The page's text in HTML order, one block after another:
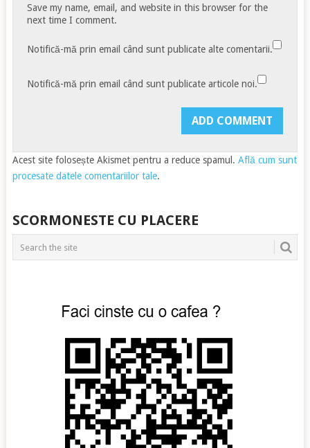
Save my name, email, and website in this browser for the
next time I comment.
Notifică-mă prin email când sunt publicate alte comentarii.
Notifică-mă prin email când sunt publicate articole noi.
Acest site folosește Akismet pentru a reduce spamul. Află cum sunt
procesate datele comentariilor tale.
SCORMONESTE CU PLACERE